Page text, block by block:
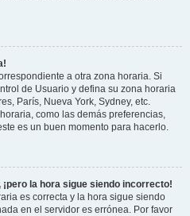
a otra zona horaria. Si
de Usuario y defina su zona horaria
París, Nueva York, Sydney, etc.
como las demás preferencias,
es un buen momento para hacerlo.
la hora sigue siendo incorrecto!
es correcta y la hora sigue siendo
en el servidor es errónea. Por favor